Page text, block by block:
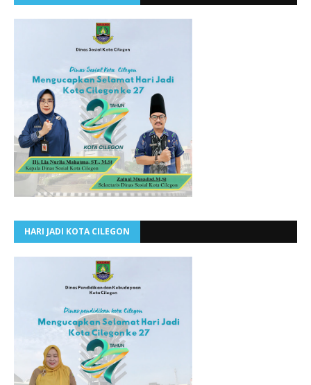
HARI JADI KOTA CILEGON